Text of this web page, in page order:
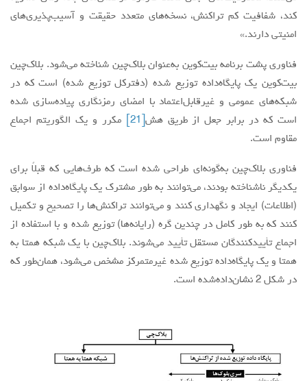
کند، شفافیت کم تراکنش، نسخه‌های متعدد حقیقت و آسیب‌پذیری‌های
امنیتی دارند.»
فناوری پشت برنامه بیت‌کوین به‌عنوان بلاک‌چین شناخته می‌شود. بلاک‌چین
بیت‌کوین یک پایگاه‌داده توزیع شده (دفترکل توزیع شده) است که در
شبکه‌های عمومی و غیرقابل‌اعتماد با امضای رمزنگاری پیاده‌سازی شده
است که در برابر جعل از طریق هش
مکرر و یک الگوریتم اجماع
مقاوم است.
فناوری بلاک‌چین به‌گونه‌ای طراحی شده است که طرف‌هایی که قبلاً برای
یکدیگر ناشناخته بودند، می‌توانند به طور مشترک یک پایگاه‌داده از سوابق
(اطلاعات) ایجاد و نگهداری کنند و می‌توانند تراکنش‌ها را تصحیح و تکمیل
کنند که به طور کامل در چندین گره (رایانه‌ها) توزیع شده و با استفاده از
اجماع تأییدکنندگان مستقل تأیید می‌شوند. بلاک‌چین با یک شبکه همتا به
همتا و یک پایگاه‌داده توزیع شده غیرمتمرکز مشخص می‌شود، همان‌طور که
در شکل 2 نشان‌داده‌شده است.